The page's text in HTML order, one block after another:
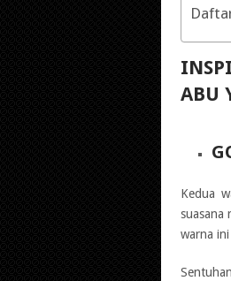
ABU
Kedua
suasana
warna